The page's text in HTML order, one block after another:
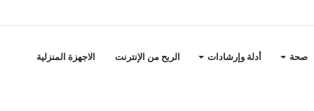
صحة أدلة وإرشادات الربح من الإنترنت الاجهزة المنزلية